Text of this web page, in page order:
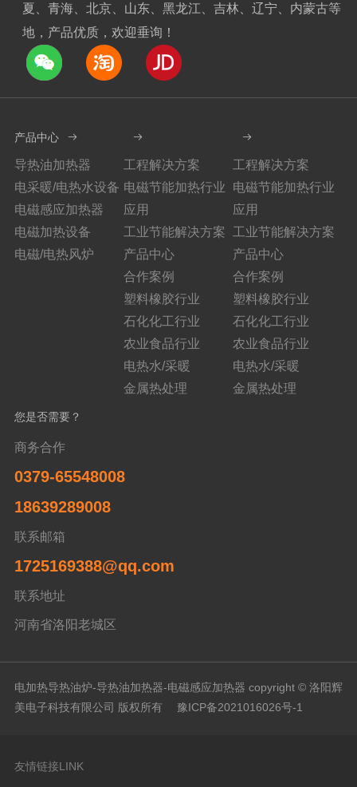
夏、青海、北京、山东、黑龙江、吉林、辽宁、内蒙古等
地，产品优质，欢迎垂询！
产品中心
导热油加热器
电采暖/电热水设备
电磁感应加热器
电磁加热设备
电磁/电热风炉
工程解决方案
电磁节能加热行业
应用
工业节能解决方案
产品中心
合作案例
塑料橡胶行业
石化化工行业
农业食品行业
电热水/采暖
金属热处理
工程解决方案
电磁节能加热行业
应用
工业节能解决方案
产品中心
合作案例
塑料橡胶行业
石化化工行业
农业食品行业
电热水/采暖
金属热处理
您是否需要？
商务合作
0379-65548008
18639289008
联系邮箱
1725169388@qq.com
联系地址
河南省洛阳老城区
电加热导热油炉-导热油加热器-电磁感应加热器 copyright © 洛阳辉
美电子科技有限公司 版权所有
豫ICP备2021016026号-1
友情链接LINK